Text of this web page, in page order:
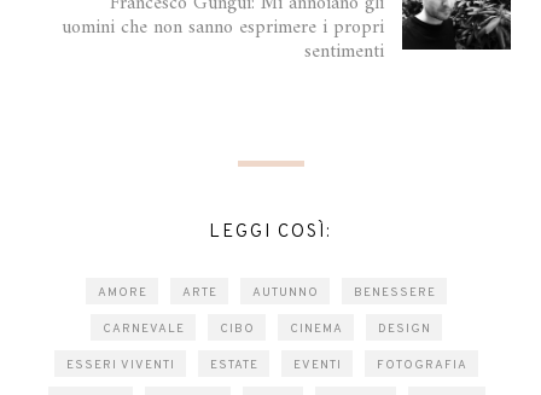
uomini che non sanno esprimere i propri
sentimenti
LEGGI COSÌ:
AMORE ARTE AUTUNNO BENESSERE
CARNEVALE CIBO CINEMA DESIGN
ESSERI VIVENTI ESTATE EVENTI FOTOGRAFIA